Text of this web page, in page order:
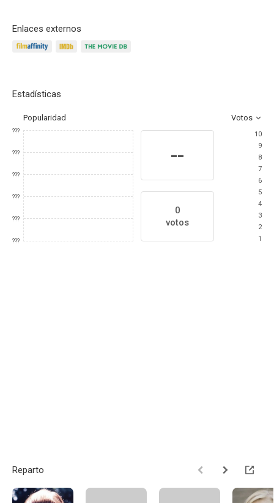
Enlaces externos
Estadísticas
Popularidad Votos
???
???
???
???
???
???
--
0
votos
10
9
8
7
6
5
4
3
2
1
Reparto